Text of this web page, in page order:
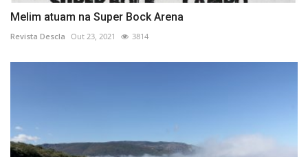
Melim atuam na Super Bock Arena
Revista Descla Out 23, 2021 3814